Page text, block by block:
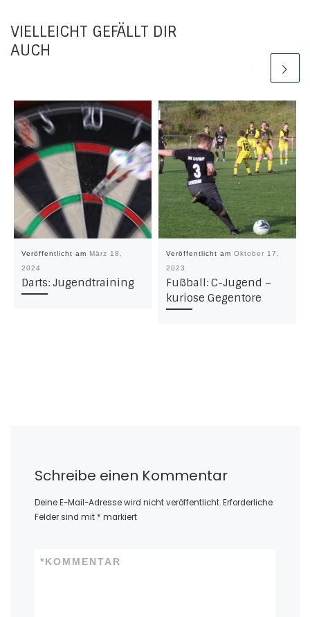
VIELLEICHT GEFÄLLT DIR
AUCH
Veröffentlicht am März 18,
2024
Darts: Jugendtraining
Veröffentlicht am Oktober 17,
2023
Fußball: C-Jugend –
kuriose Gegentore
Schreibe einen Kommentar
Deine E-Mail-Adresse wird nicht veröffentlicht.Erforderliche
Felder sind mit * markiert
KOMMENTAR
*